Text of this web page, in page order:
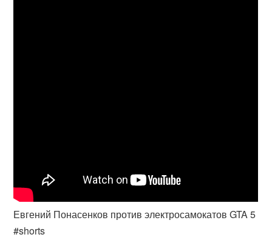
Евгений Понасенков против электросамокатов GTA 5
#shorts